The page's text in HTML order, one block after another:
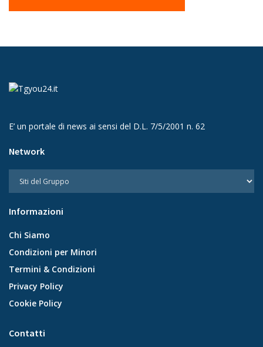
E’ un portale di news ai sensi del D.L. 7/5/2001 n. 62
Network
Informazioni
Chi Siamo
Condizioni per Minori
Termini & Condizioni
Privacy Policy
Cookie Policy
Contatti